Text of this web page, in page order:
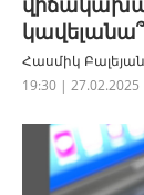
Հասմիկ Բալեյան
19:30 | 27.02.2025